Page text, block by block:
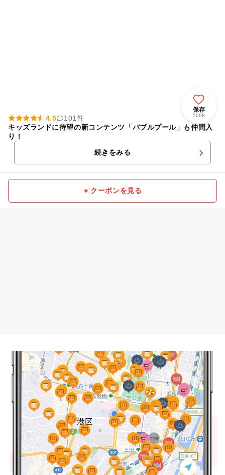
保存
5098
4.5
101件
キッズランドに待望の新コンテンツ「バブルプール」も仲間入
り！
続きをみる
クーポンを見る